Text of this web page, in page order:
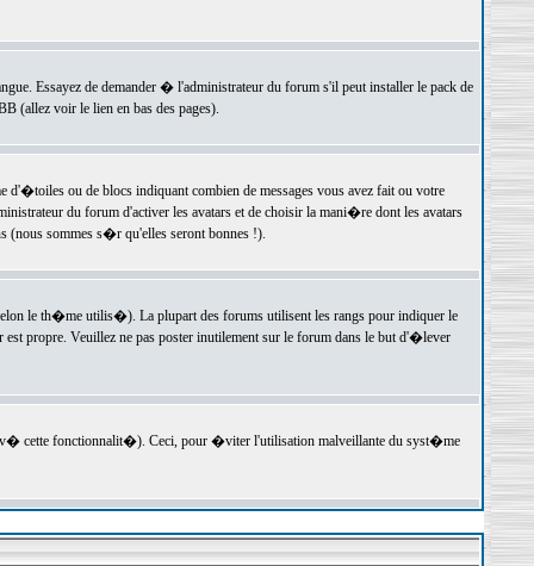
Essayez de demander � l'administrateur du forum s'il peut installer le pack de
(allez voir le lien en bas des pages).
ou de blocs indiquant combien de messages vous avez fait ou votre
du forum d'activer les avatars et de choisir la mani�re dont les avatars
(nous sommes s�r qu'elles seront bonnes !).
le th�me utilis�). La plupart des forums utilisent les rangs pour indiquer le
propre. Veuillez ne pas poster inutilement sur le forum dans le but d'�lever
cette fonctionnalit�). Ceci, pour �viter l'utilisation malveillante du syst�me